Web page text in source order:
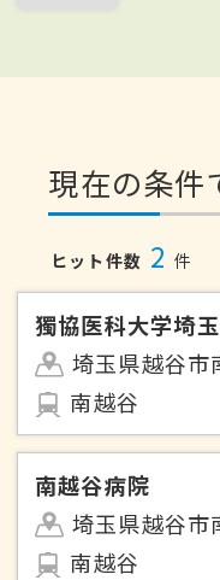
現在の条件
ヒット件数 2 件
獨協医科大学埼
埼玉県越谷
南越谷
南越谷病院
埼玉県越谷
南越谷